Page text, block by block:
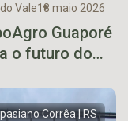
Vale18 maio 2026
Guaporé
o futuro do
Corrêa | RS